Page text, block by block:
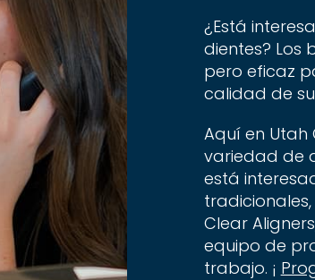
¿Está
dientes? Los
pero eficaz
calidad de
Aquí en
variedad de
está
Clear
equipo de
trabajo. ¡